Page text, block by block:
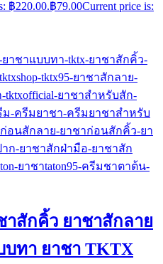
฿220.00.฿79.00Current price is:
าสักคิ้ว ยาชาสักลาย
บทา ยาชา TKTX